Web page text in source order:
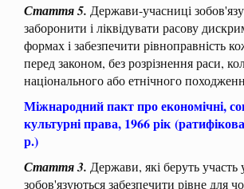
Стаття 5. Держави-учасниці
заборонити і ліквідувати расову
формах і забезпечити рівноправність
перед законом, без розрізнення раси,
національного або етнічного
Міжнародний пакт про економічні,
культурні права, 1966 рік
р.)
Стаття 3. Держави, які беруть
зобов'язуються забезпечити рівне для